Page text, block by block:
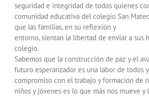
seguridad e integridad de todos quienes
comunidad educativa del colegio San
que las familias, en su reflexión y
entorno, sientan la libertad de enviar a sus
colegio.
Sabemos que la construcción de paz y el
futuro esperanzador es una labor de todos
compromiso con el trabajo y formación de
niños y jóvenes es lo que más nos mueve y